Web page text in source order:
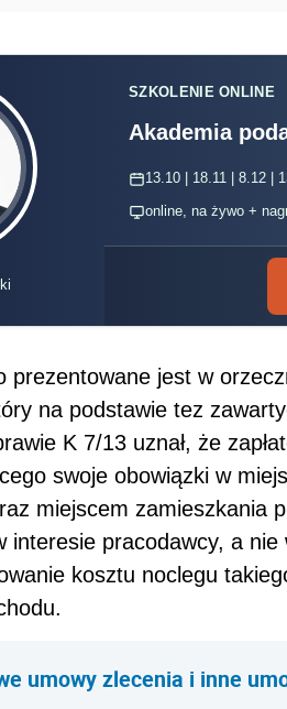
SZKOLENIE ONLINE
Akademia
13.10 | 18.11 | 8.12 |
online, na żywo +
prezentowane jest w
na podstawie tez
K 7/13 uznał, że
swoje obowiązki w
miejscem zamieszkania
interesie pracodawcy, a
kosztu noclegu
umowy zlecenia i inne